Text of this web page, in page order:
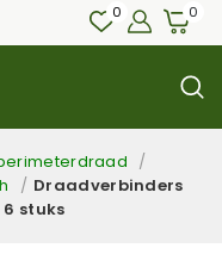
0 0
/
/ Draadverbinders
stuks